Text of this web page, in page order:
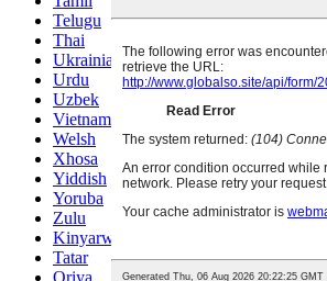
Telugu
Thai
Ukrainian
Urdu
Uzbek
Vietnamese
Welsh
Xhosa
Yiddish
Yoruba
Zulu
Kinyarwanda
Tatar
Oriya